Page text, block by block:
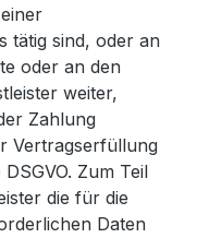
tätig sind, oder an
oder an den
weiter,
Zahlung
Vertragserfüllung
Zum Teil
die für die
Daten